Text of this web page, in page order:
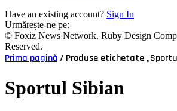
Have an existing account? Sign In
Urmărește-ne pe:
© Foxiz News Network. Ruby Design
Reserved.
Prima pagină/ Produse etichetate
Sportul Sibian